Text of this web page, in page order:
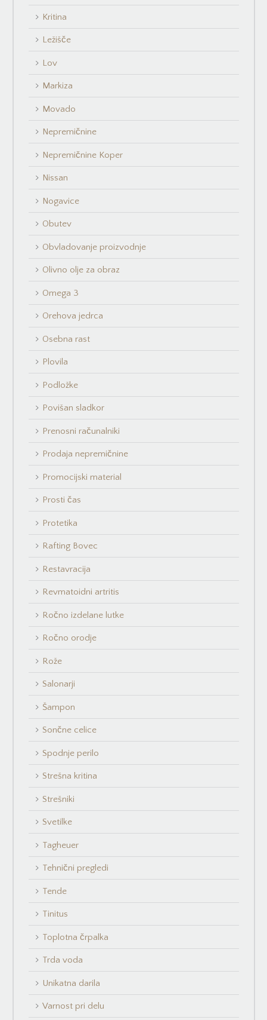
Kritina
Ležišče
Lov
Markiza
Movado
Nepremičnine
Nepremičnine Koper
Nissan
Nogavice
Obutev
Obvladovanje proizvodnje
Olivno olje za obraz
Omega 3
Orehova jedrca
Osebna rast
Plovila
Podložke
Povišan sladkor
Prenosni računalniki
Prodaja nepremičnine
Promocijski material
Prosti čas
Protetika
Rafting Bovec
Restavracija
Revmatoidni artritis
Ročno izdelane lutke
Ročno orodje
Rože
Salonarji
Šampon
Sončne celice
Spodnje perilo
Strešna kritina
Strešniki
Svetilke
Tagheuer
Tehnični pregledi
Tende
Tinitus
Toplotna črpalka
Trda voda
Unikatna darila
Varnost pri delu